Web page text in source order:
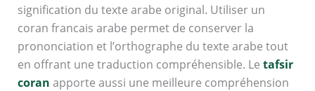
signification du texte arabe original. Utiliser un
coran francais arabe permet de conserver la
prononciation et l’orthographe du texte arabe tout
en offrant une traduction compréhensible. Le tafsir
coran apporte aussi une meilleure compréhension